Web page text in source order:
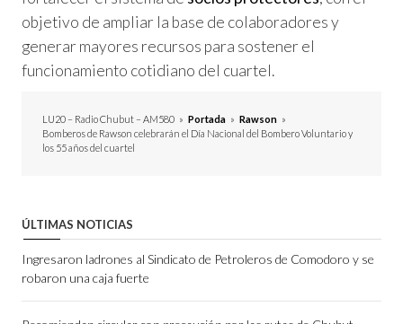
objetivo de ampliar la base de colaboradores y
generar mayores recursos para sostener el
funcionamiento cotidiano del cuartel.
LU20 – Radio Chubut – AM580 » Portada » Rawson »
Bomberos de Rawson celebrarán el Día Nacional del Bombero Voluntario y
los 55 años del cuartel
ÚLTIMAS NOTICIAS
Ingresaron ladrones al Sindicato de Petroleros de Comodoro y se
robaron una caja fuerte